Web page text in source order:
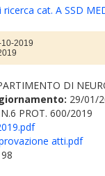
cat. A SSD
2019
DI
29/01/
PROT. 600/2019
atti.pdf